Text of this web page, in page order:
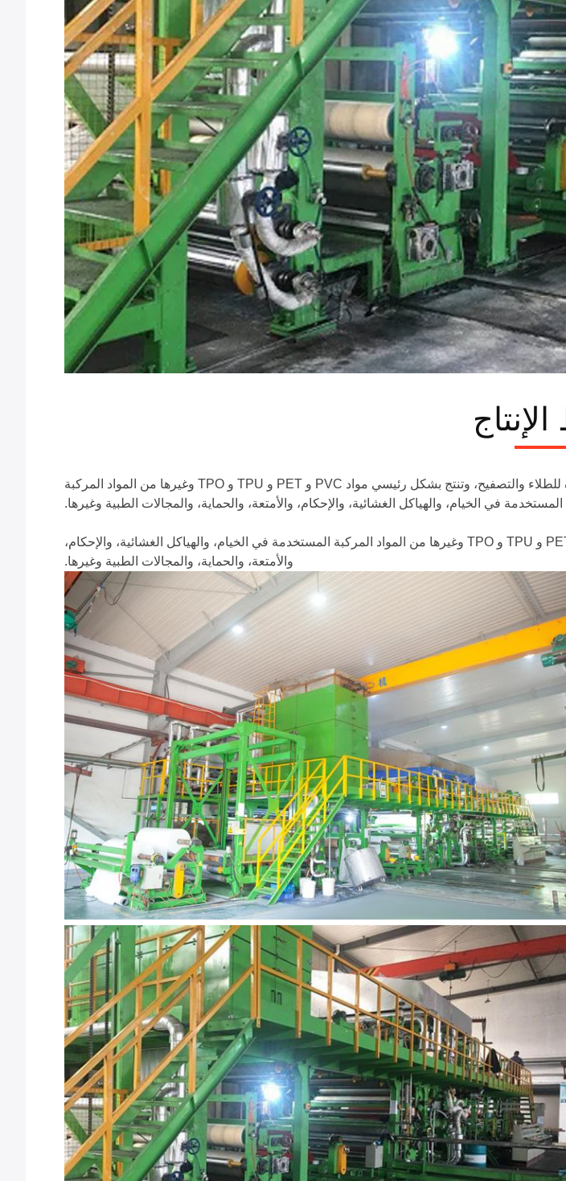
قدمت شركة Zhejiang Hanlong New Material Co.. Ltd. خطوط إنتاج متطورة للطلاء والتصفيح، وتنتج بشكل رئيسي مواد PVC و PET و TPU و TPO وغيرها من المواد المركبة
المستخدمة في الخيام، والهياكل الغشائية، والإحكام، والأمتعة، والحماية، والمجالات الطبية وغيرها.
قدمت شركتنا خطوط إنتاج متطورة للطلاء والتصفيح، وتنتج بشكل رئيسي مواد PVC و PET و TPU و TPO وغيرها من المواد المركبة المستخدمة في الخيام، والهياكل الغشائية، والإحكام،
والأمتعة، والحماية، والمجالات الطبية وغيرها.